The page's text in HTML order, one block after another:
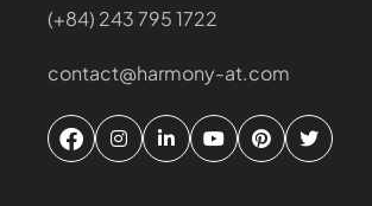
(+84) 243 795 1722
contact@harmony-at.com